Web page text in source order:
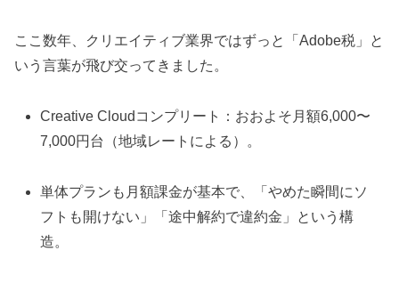
ここ数年、クリエイティブ業界ではずっと「Adobe税」と
いう言葉が飛び交ってきました。
Creative Cloudコンプリート：おおよそ月額6,000〜
7,000円台（地域レートによる）。
単体プランも月額課金が基本で、「やめた瞬間にソ
フトも開けない」「途中解約で違約金」という構
造。